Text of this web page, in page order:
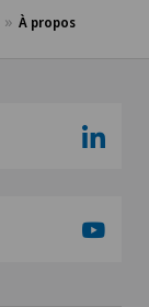
À propos